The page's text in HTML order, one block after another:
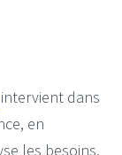
intervient dans
en
les besoins,